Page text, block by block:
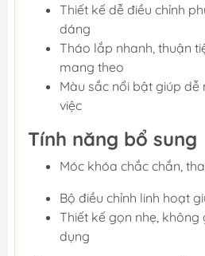
Thiết kế dễ điều chỉnh
dáng
Tháo lắp nhanh, thuận
mang theo
Màu sắc nổi bật giúp dễ
việc
Tính năng bổ sung
Móc khóa chắc chắn,
Bộ điều chỉnh linh hoạt
Thiết kế gọn nhẹ, không
dụng